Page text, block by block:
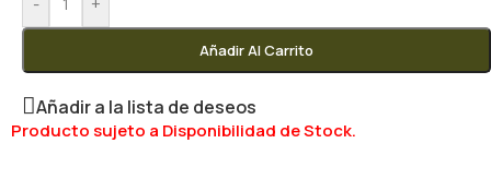
Añadir Al Carrito
Añadir a la lista de deseos
Producto sujeto a Disponibilidad de Stock.